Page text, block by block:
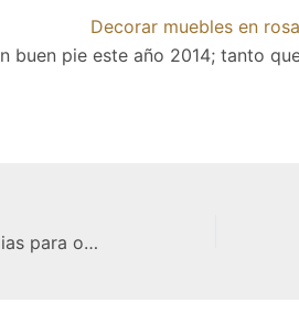
Decorar muebles en rosa
buen pie este año 2014; tanto
Cojines decorativos: estrategias para organizar tu sala